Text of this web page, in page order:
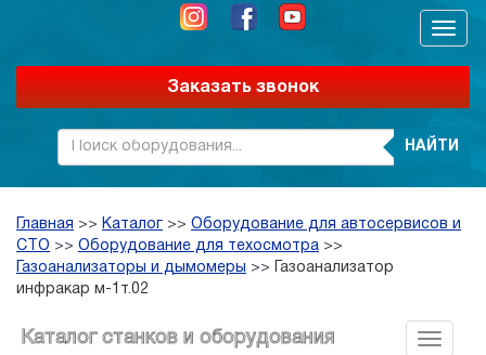
Заказать звонок
НАЙТИ
Главная >> Каталог >> Оборудование для автосервисов и
СТО >> Оборудование для техосмотра >>
Газоанализаторы и дымомеры
>>
Газоанализатор
инфракар м-1т.02
Каталог станков и оборудования